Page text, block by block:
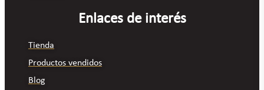
Enlaces de interés
Tienda
Productos vendidos
Blog